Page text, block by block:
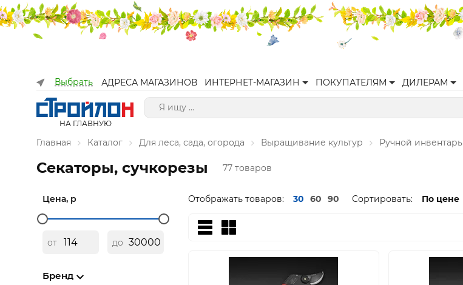
Выбрать АДРЕСА МАГАЗИНОВ ИНТЕРНЕТ-МАГАЗИН ПОКУПАТЕЛЯМ ДИЛЕРАМ
НА ГЛАВНУЮ
Главная Каталог Для леса, сада, огорода Выращивание культур Ручной инвентарь
Секаторы, сучкорезы 77 товаров
Цена, р
от до
Бренд
Отображать товаров: 30 60 90 Сортировать: По цене